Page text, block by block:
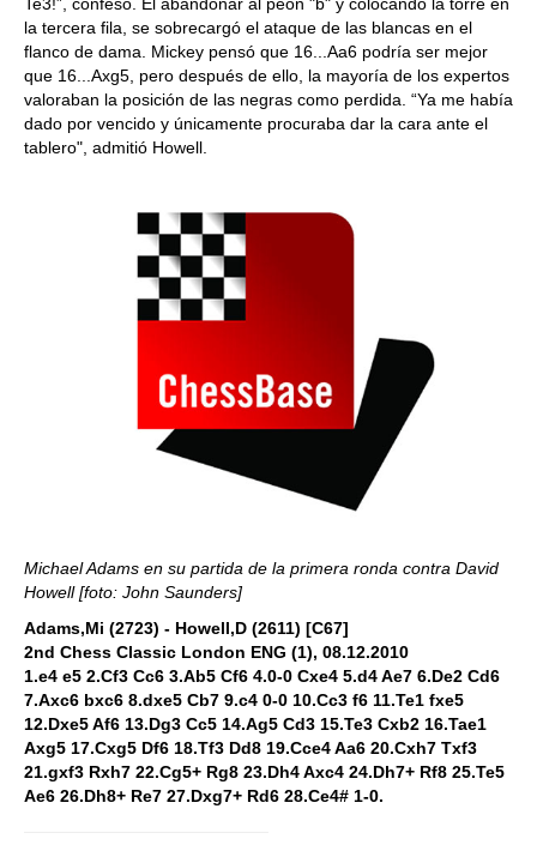
la tercera fila, se sobrecargó el ataque de las blancas en el
flanco de dama. Mickey pensó que 16...Aa6 podría ser mejor
que 16...Axg5, pero después de ello, la mayoría de los expertos
valoraban la posición de las negras como perdida. “Ya me había
dado por vencido y únicamente procuraba dar la cara ante el
tablero", admitió Howell.
Michael Adams en su partida de la primera ronda contra David
Howell [foto: John Saunders]
Adams,Mi (2723) - Howell,D (2611) [C67]
2nd Chess Classic London ENG (1), 08.12.2010
1.e4 e5 2.Cf3 Cc6 3.Ab5 Cf6 4.0-0 Cxe4 5.d4 Ae7 6.De2 Cd6
7.Axc6 bxc6 8.dxe5 Cb7 9.c4 0-0 10.Cc3 f6 11.Te1 fxe5
12.Dxe5 Af6 13.Dg3 Cc5 14.Ag5 Cd3 15.Te3 Cxb2 16.Tae1
Axg5 17.Cxg5 Df6 18.Tf3 Dd8 19.Cce4 Aa6 20.Cxh7 Txf3
21.gxf3 Rxh7 22.Cg5+ Rg8 23.Dh4 Axc4 24.Dh7+ Rf8 25.Te5
Ae6 26.Dh8+ Re7 27.Dxg7+ Rd6 28.Ce4# 1-0.